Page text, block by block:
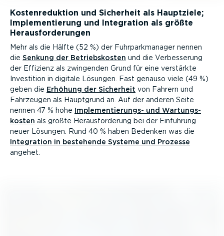
Kosten­re­duktion und Sicherheit als Hauptziele;
Imple­men­tierung und Integration als größte
Heraus­for­de­rungen
Mehr als die Hälfte (52 %) der Fuhrpark­ma­nager nennen
die Senkung der Betriebs­kosten und die Verbes­serung
der Effizienz als zwingenden Grund für eine verstärkte
Investition in digitale Lösungen. Fast genauso viele (49 %)
geben die Erhöhung der Sicherheit von Fahrern und
Fahrzeugen als Hauptgrund an. Auf der anderen Seite
nennen 47 % hohe Imple­men­tie­rungs- und Wartungs­
kosten als größte Heraus­for­derung bei der Einführung
neuer Lösungen. Rund 40 % haben Bedenken was die
Integration in bestehende Systeme und Prozesse
angehet.